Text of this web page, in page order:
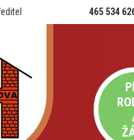
465 534